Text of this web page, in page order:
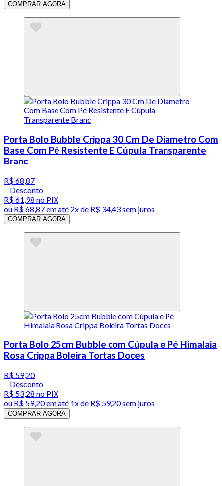
COMPRAR AGORA
Porta Bolo Bubble Crippa 30 Cm De Diametro Com
Base Com Pé Resistente E Cúpula Transparente
Branc
R$ 68,87
Desconto
R$ 61,98 no PIX
ou R$ 68,87em até 2x de R$ 34,43 sem juros
COMPRAR AGORA
Porta Bolo 25cm Bubble com Cúpula e Pé Himalaia
Rosa Crippa Boleira Tortas Doces
R$ 59,20
Desconto
R$ 53,28 no PIX
ou R$ 59,20em até 1x de R$ 59,20sem juros
COMPRAR AGORA